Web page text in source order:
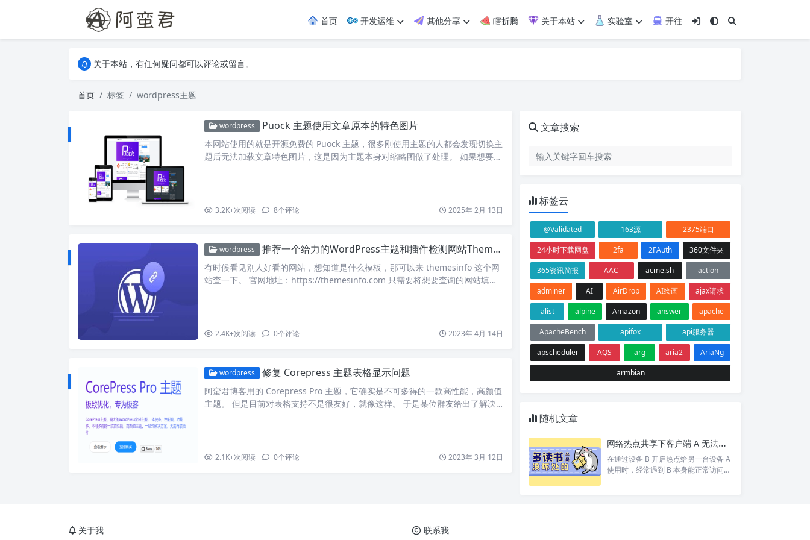
首页 开发运维 其他分享 瞎折腾 关于本站 实验室
开往
关于本站，有任何疑问都可以评论或留言。
关于本站，有任何疑问都可以评论或留言。
首页
标签 wordpress主题
wordpress Puock 主题使用文章原本的特色图片
本网站使用的就是开源免费的 Puock 主题，很多刚使用主题的人都会发现切换主
题后无法加载文章特色图片，这是因为主题本身对缩略图做了处理。 如果想要加
3.2K+次阅读 8个评论 2025年 2月 13日
wordpress 推荐一个给力的WordPress主题和插件检测网站Themesinfo
有时候看见别人好看的网站，想知道是什么模板，那可以来 themesinfo 这个网
站查一下。 官网地址：https://themesinfo.com 只需要将想要查询的网站填写
2.4K+次阅读 0个评论 2023年 4月 14日
wordpress 修复 Corepress 主题表格显示问题
阿蛮君博客用的 Corepress Pro 主题，它确实是不可多得的一款高性能，高颜值
主题。 但是目前对表格支持不是很友好，就像这样。 于是某位群友给出了解决
2.1K+次阅读 0个评论 2023年 3月 12日
文章搜索
标签云
@Validated 163源
2375端口
24小时下载网盘
2fa 2FAuth
360文件夹
365资讯简报
AAC acme.sh
action
adminer
AI AirDrop AI绘画
ajax请求
alist
alpine Amazon answer
apache
ApacheBench
apifox
api服务器
apscheduler
AQS arg aria2
AriaNg
armbian
随机文章
网络热点共享下客户端 A 无法访问目标设备 C 排查
在通过设备 B 开启热点给另一台设备 A
使用时，经常遇到 B 本身能正常访问网
关于我 联系我